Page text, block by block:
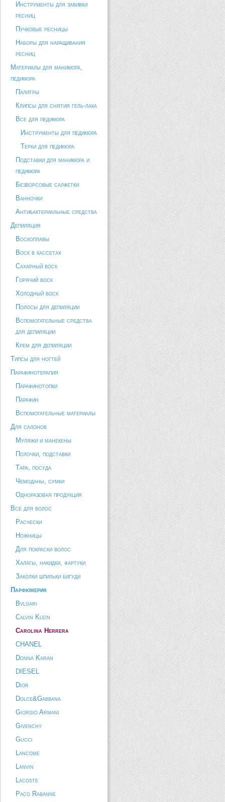
Инструменты для завивки
ресниц
Пучковые ресницы
Наборы для наращивания
ресниц
Материалы для маникюра,
педикюра
Палитры
Клипсы для снятия гель-лака
Все для педикюра
Инструменты для педикюра
Терки для педикюра
Подставки для маникюра и
педикюра
Безворсовые салфетки
Ванночки
Антибактериальные средства
Депиляция
Воскоплавы
Воск в кассетах
Сахарный воск
Горячий воск
Холодный воск
Полосы для депиляции
Вспомогательные средства
для депиляции
Крем для депиляции
Типсы для ногтей
Парафинотерапия
Парафинотопки
Парафин
Вспомогательные материалы
Для салонов
Муляжи и манекены
Полочки, подставки
Тара, посуда
Чемоданы, сумки
Одноразовая продукция
Все для волос
Расчески
Ножницы
Для покраски волос
Халаты, накидки, фартуки
Заколки шпильки бигуди
Парфюмерия
Bvlgari
Calvin Klein
Carolina Herrera
CHANEL
Donna Karan
DIESEL
Dior
Dolce&Gabbana
Giorgio Armani
Givenchy
Gucci
Lancome
Lanvin
Lacoste
Paco Rabanne